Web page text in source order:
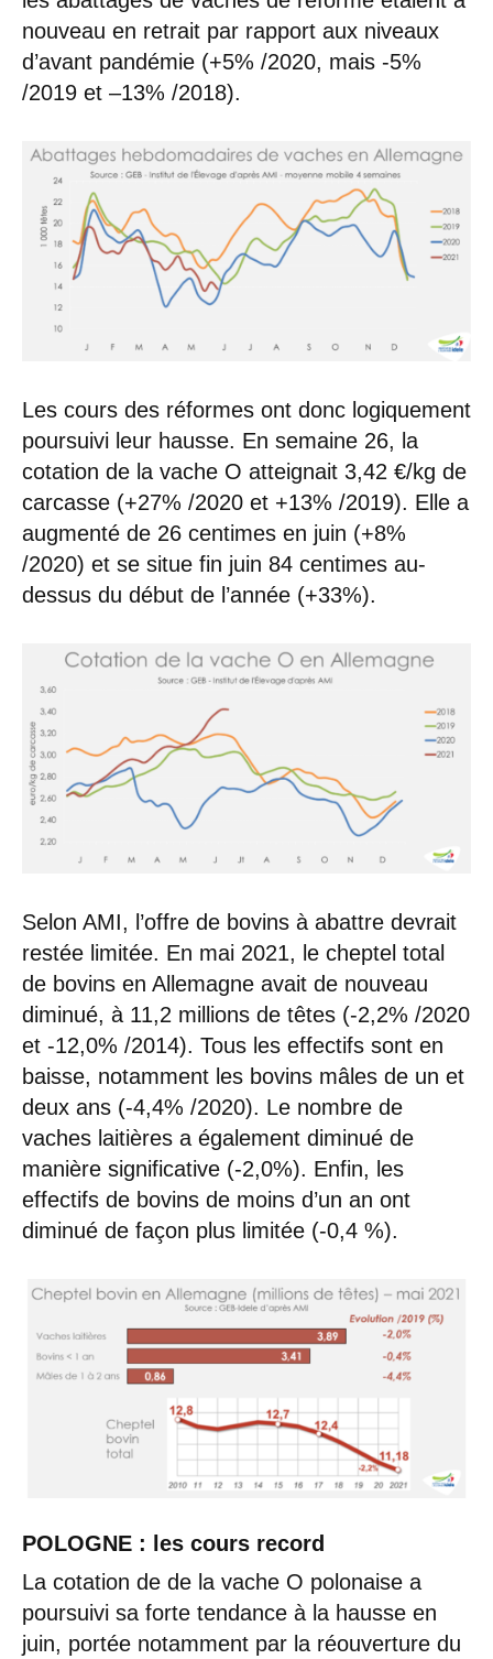
nouveau en retrait par rapport aux niveaux
d’avant pandémie (+5% /2020, mais -5%
/2019 et –13% /2018).
Les cours des réformes ont donc logiquement
poursuivi leur hausse. En semaine 26, la
cotation de la vache O atteignait 3,42 €/kg de
carcasse (+27% /2020 et +13% /2019). Elle a
augmenté de 26 centimes en juin (+8%
/2020) et se situe fin juin 84 centimes au-
dessus du début de l’année (+33%).
Selon AMI, l’offre de bovins à abattre devrait
restée limitée. En mai 2021, le cheptel total
de bovins en Allemagne avait de nouveau
diminué, à 11,2 millions de têtes (-2,2% /2020
et -12,0% /2014). Tous les effectifs sont en
baisse, notamment les bovins mâles de un et
deux ans (-4,4% /2020). Le nombre de
vaches laitières a également diminué de
manière significative (-2,0%). Enfin, les
effectifs de bovins de moins d’un an ont
diminué de façon plus limitée (-0,4 %).
POLOGNE : les cours record
La cotation de de la vache O polonaise a
poursuivi sa forte tendance à la hausse en
juin, portée notamment par la réouverture du